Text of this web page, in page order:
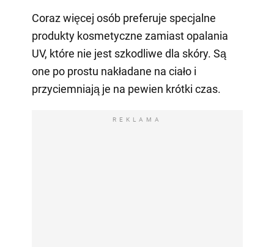
Coraz więcej osób preferuje specjalne
produkty kosmetyczne zamiast opalania
UV, które nie jest szkodliwe dla skóry. Są
one po prostu nakładane na ciało i
przyciemniają je na pewien krótki czas.
REKLAMA